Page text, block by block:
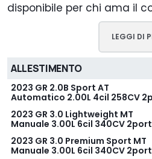
disponibile per chi ama il
LEGGI DI
ALLESTIMENTO
2023 GR 2.0B Sport AT
Automatico 2.00L 4cil 258CV
2023 GR 3.0 Lightweight MT
Manuale 3.00L 6cil 340CV
2023 GR 3.0 Premium Sport MT
Manuale 3.00L 6cil 340CV